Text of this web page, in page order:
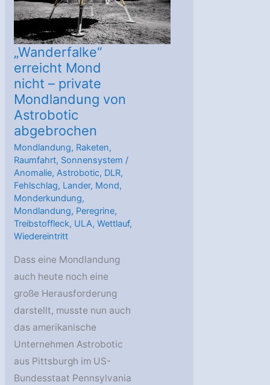
„Wanderfalke“
erreicht Mond
nicht – private
Mondlandung von
Astrobotic
abgebrochen
Mondlandung, Raketen,
Raumfahrt, Sonnensystem /
Anomalie,Astrobotic, DLR,
Fehlschlag, Lander, Mond,
Monderkundung,
Mondlandung, Peregrine,
Treibstoffleck, ULA,Wettlauf,
Wiedereintritt
Dass eine Mondlandung
auch heute noch eine
große Herausforderung
darstellt, musste nun auch
das amerikanische
Unternehmen Astrobotic
aus Pittsburgh im US-
Bundesstaat Pennsylvania